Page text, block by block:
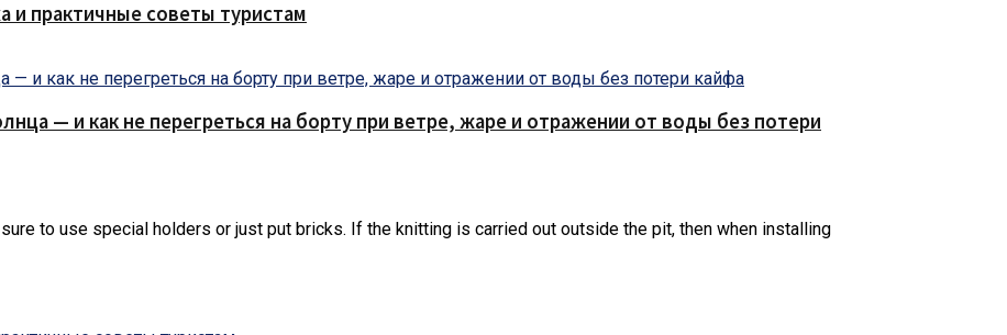
и практичные советы туристам
— и как не перегреться на борту при ветре, жаре и отражении от воды без потери
sure to use special holders or just put bricks. If the knitting is carried out outside the pit, then when installing